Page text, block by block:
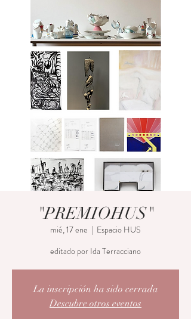
"PREMIOHUS"
mié, 17 ene
  |
Espacio HUS
editado por Ida Terracciano
La inscripción ha sido cerrada
Descubre otros eventos